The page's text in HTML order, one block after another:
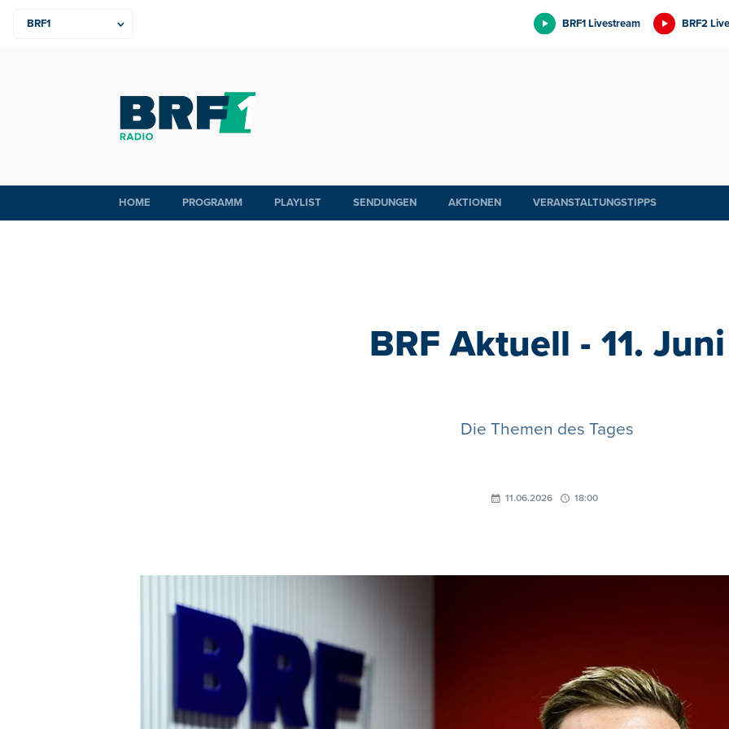
BRF1 Livestream BRF2
HOME PROGRAMM PLAYLIST SENDUNGEN AKTIONEN VERANSTALTUNGSTIPPS
BRF Aktuell - 11. Juni
Die Themen des Tages
11.06.2026 18:00